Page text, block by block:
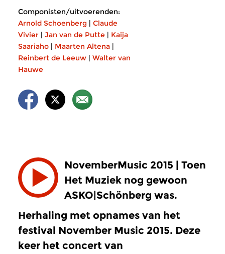
Componisten/uitvoerenden:
Arnold Schoenberg | Claude
Vivier | Jan van de Putte | Kaija
Saariaho | Maarten Altena |
Reinbert de Leeuw | Walter van
Hauwe
NovemberMusic 2015 | Toen
Het Muziek nog gewoon
ASKO|Schönberg was.
Herhaling met opnames van het
festival November Music 2015. Deze
keer het concert van